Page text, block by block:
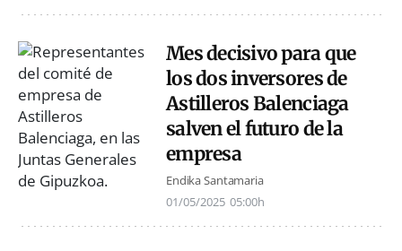
Mes decisivo para que
los dos inversores de
Astilleros Balenciaga
salven el futuro de la
empresa
Endika Santamaria
01/05/2025 05:00h